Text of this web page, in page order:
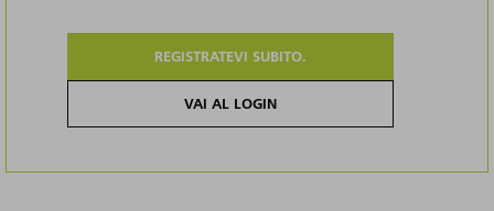
REGISTRATEVI SUBITO.
VAI AL LOGIN